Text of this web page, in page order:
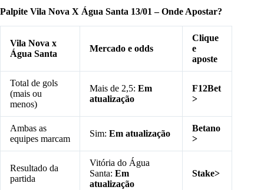
Palpite Vila Nova X Água Santa 13/01 – Onde Apostar?
Vila Nova x
Água Santa
Mercado e odds
Clique
e
aposte
Total de gols
(mais ou
menos)
Mais de 2,5: Em
atualização
F12Bet
>
Ambas as
equipes marcam
Sim: Em atualização
Betano
>
Resultado da
partida
Vitória do Água
Santa: Em
atualização
Stake>